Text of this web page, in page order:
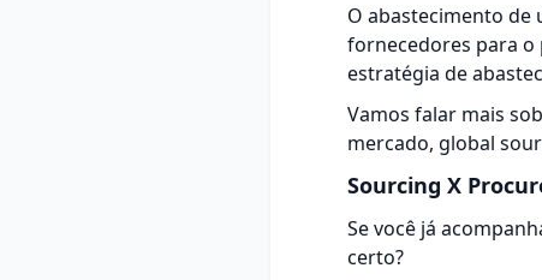
O abastecimento de
fornecedores para o
estratégia de
Vamos falar mais
mercado, global
Sourcing X
Se você já
certo?